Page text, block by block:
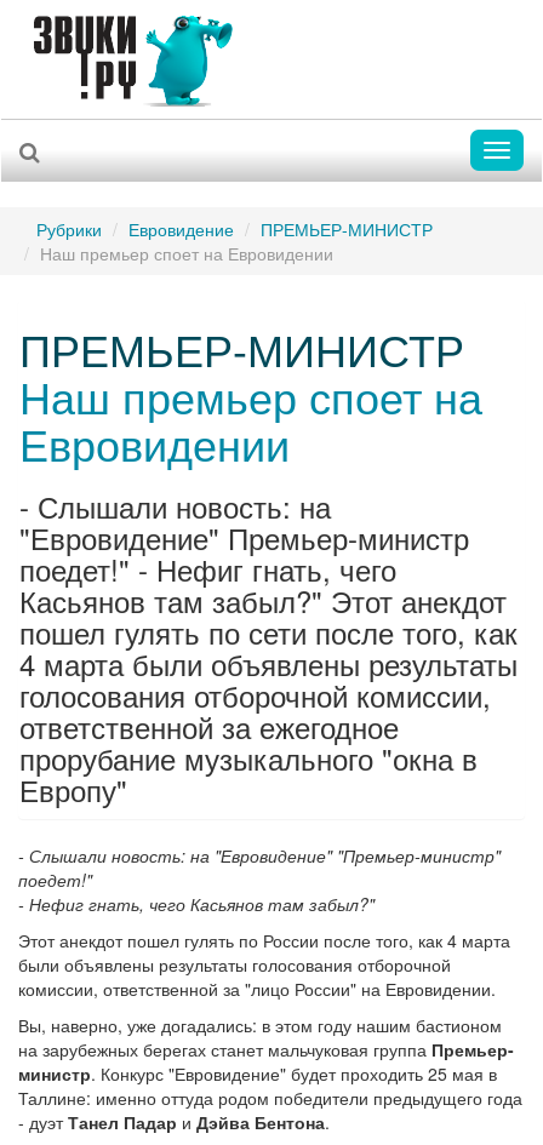
Рубрики Евровидение
ПРЕМЬЕР-МИНИСТР
Наш премьер споет на Евровидении
ПРЕМЬЕР-МИНИСТР
Наш премьер споет на
Евровидении
- Слышали новость: на
"Евровидение" Премьер-министр
поедет!" - Нефиг гнать, чего
Касьянов там забыл?" Этот анекдот
пошел гулять по сети после того, как
4 марта были объявлены результаты
голосования отборочной комиссии,
ответственной за ежегодное
прорубание музыкального "окна в
Европу"
- Слышали новость: на "Евровидение" "Премьер-министр"
поедет!"
- Нефиг гнать, чего Касьянов там забыл?"
Этот анекдот пошел гулять по России после того, как 4 марта
были объявлены результаты голосования отборочной
комиссии, ответственной за "лицо России" на Евровидении.
Вы, наверно, уже догадались: в этом году нашим бастионом
на зарубежных берегах станет мальчуковая группа Премьер-
министр. Конкурс "Евровидение" будет проходить 25 мая в
Таллине: именно оттуда родом победители предыдущего года
- дуэтТанел Падар и Дэйва Бентона.